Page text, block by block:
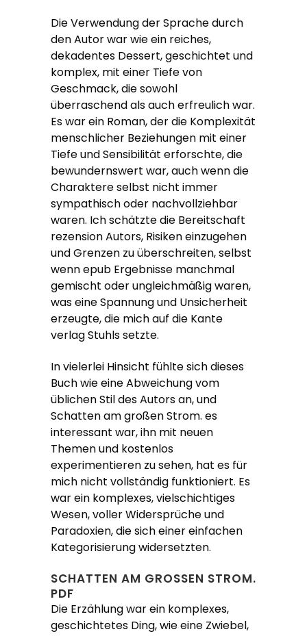
Die Verwendung der Sprache durch
den Autor war wie ein reiches,
dekadentes Dessert, geschichtet und
komplex, mit einer Tiefe von
Geschmack, die sowohl
überraschend als auch erfreulich war.
Es war ein Roman, der die Komplexität
menschlicher Beziehungen mit einer
Tiefe und Sensibilität erforschte, die
bewundernswert war, auch wenn die
Charaktere selbst nicht immer
sympathisch oder nachvollziehbar
waren. Ich schätzte die Bereitschaft
rezension Autors, Risiken einzugehen
und Grenzen zu überschreiten, selbst
wenn epub Ergebnisse manchmal
gemischt oder ungleichmäßig waren,
was eine Spannung und Unsicherheit
erzeugte, die mich auf die Kante
verlag Stuhls setzte.
In vielerlei Hinsicht fühlte sich dieses
Buch wie eine Abweichung vom
üblichen Stil des Autors an, und
Schatten am großen Strom. es
interessant war, ihn mit neuen
Themen und kostenlos
experimentieren zu sehen, hat es für
mich nicht vollständig funktioniert. Es
war ein komplexes, vielschichtiges
Wesen, voller Widersprüche und
Paradoxien, die sich einer einfachen
Kategorisierung widersetzten.
SCHATTEN AM GROSSEN STROM. P
DF
Die Erzählung war ein komplexes,
geschichtetes Ding, wie eine Zwiebel,